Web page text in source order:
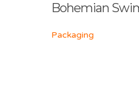
Bohemian
Packaging